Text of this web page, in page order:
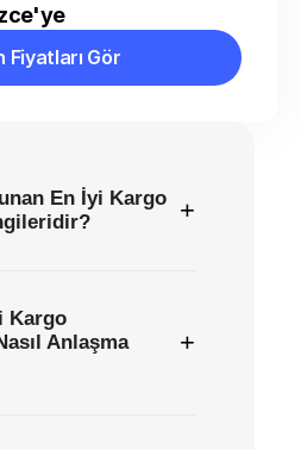
Fiyatları Gör
Fiyatları Gör
En İyi Kargo
+
Kargo
Anlaşma
+